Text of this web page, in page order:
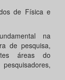
de Física e
na
de pesquisa,
áreas do